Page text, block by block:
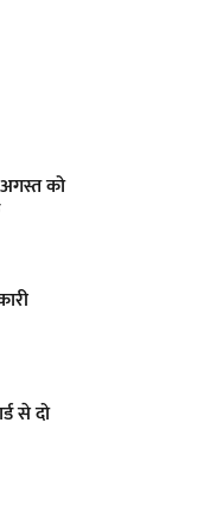
अगस्त को
से दो